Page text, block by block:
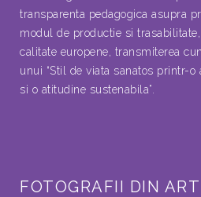
transparenta pedagogica asupra
modul de productie si
calitate europene, transmiterea
unui “Stil de viata sanatos printr-
si o atitudine sustenabila”.
FOTOGRAFII DIN